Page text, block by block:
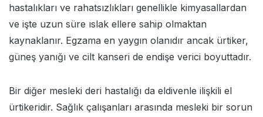
hastalıkları ve rahatsızlıkları genellikle kimyasallardan
ve işte uzun süre ıslak ellere sahip olmaktan
kaynaklanır. Egzama en yaygın olanıdır ancak ürtiker,
güneş yanığı ve cilt kanseri de endişe verici boyuttadır.
Bir diğer mesleki deri hastalığı da eldivenle ilişkili el
ürtikeridir. Sağlık çalışanları arasında mesleki bir sorun